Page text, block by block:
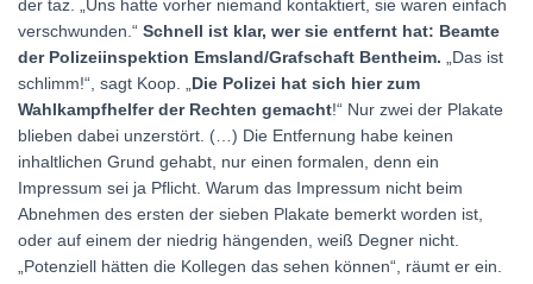
der taz. „Uns hatte vorher niemand kontaktiert, sie waren einfach
verschwunden.“ Schnell ist klar, wer sie entfernt hat: Beamte
der Polizeiinspektion Emsland/Grafschaft Bentheim.
„Das ist
schlimm!“, sagt Koop. „ Die Polizei hat sich hier zum
Wahlkampfhelfer der Rechten gemacht!“ Nur zwei der Plakate
blieben dabei unzerstört. (…) Die Entfernung habe keinen
inhaltlichen Grund gehabt, nur einen formalen, denn ein
Impressum sei ja Pflicht. Warum das Impressum nicht beim
Abnehmen des ersten der sieben Plakate bemerkt worden ist,
oder auf einem der niedrig hängenden, weiß Degner nicht.
„Potenziell hätten die Kollegen das sehen können“, räumt er ein.